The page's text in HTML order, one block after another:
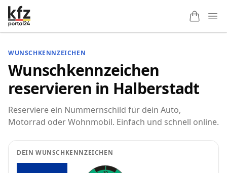
WUNSCHKENNZEICHEN
Wunschkennzeichen
reservieren in Halberstadt
Reserviere ein Nummernschild für dein Auto,
Motorrad oder Wohnmobil. Einfach und schnell online.
DEIN WUNSCHKENNZEICHEN